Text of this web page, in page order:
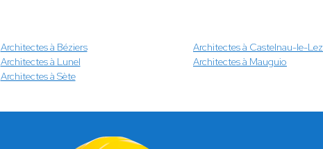
Architectes à Béziers Architectes à Castelnau-le-Lez
Architectes à Lunel Architectes à Mauguio
Architectes à Sète